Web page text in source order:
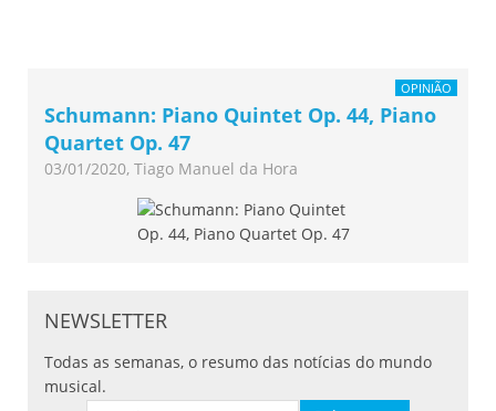
OPINIÃO
Schumann: Piano Quintet Op. 44, Piano
Quartet Op. 47
03/01/2020, Tiago Manuel da Hora
NEWSLETTER
Todas as semanas, o resumo das notícias do mundo
musical.